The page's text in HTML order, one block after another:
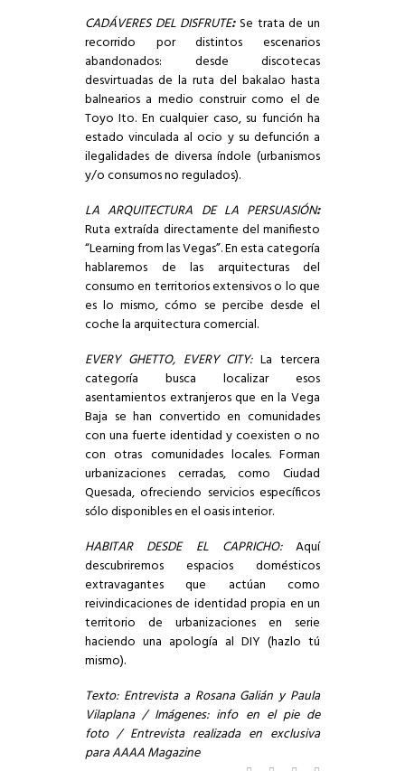
CADÁVERES DEL DISFRUTE:Se trata de un
recorrido por distintos escenarios
abandonados: desde discotecas
desvirtuadas de la ruta del bakalao hasta
balnearios a medio construir como el de
Toyo Ito. En cualquier caso, su función ha
estado vinculada al ocio y su defunción a
ilegalidades de diversa índole (urbanismos
y/o consumos no regulados).
LA ARQUITECTURA DE LA PERSUASIÓN:
Ruta extraída directamente del manifiesto
“Learning from las Vegas”. En esta categoría
hablaremos de las arquitecturas del
consumo en territorios extensivos o lo que
es lo mismo, cómo se percibe desde el
coche la arquitectura comercial.
EVERY GHETTO, EVERY CITY:La tercera
categoría busca localizar esos
asentamientos extranjeros que en la Vega
Baja se han convertido en comunidades
con una fuerte identidad y coexisten o no
con otras comunidades locales. Forman
urbanizaciones cerradas, como Ciudad
Quesada, ofreciendo servicios específicos
sólo disponibles en el oasis interior.
HABITAR DESDE EL CAPRICHO:Aquí
descubriremos espacios domésticos
extravagantes que actúan como
reivindicaciones de identidad propia en un
territorio de urbanizaciones en serie
haciendo una apología al DIY (hazlo tú
mismo).
Texto: Entrevista a Rosana Galián y Paula
Vilaplana / Imágenes: info en el pie de
foto / Entrevista realizada en exclusiva
paraAAAA Magazine